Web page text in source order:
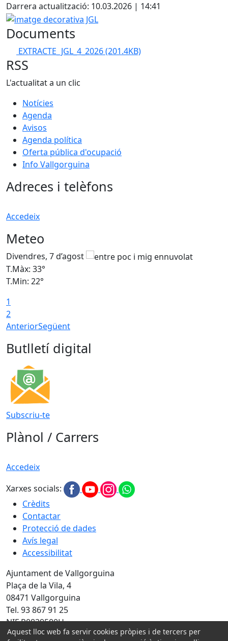
Darrera actualització: 10.03.2026 | 14:41
imatge decorativa JGL
Documents
EXTRACTE_JGL_4_2026(201.4KB)
RSS
L'actualitat a un clic
Notícies
Agenda
Avisos
Agenda política
Oferta pública d'ocupació
Info Vallgorguina
Adreces i telèfons
Accedeix
Meteo
Divendres, 7 d’agost
T.Màx: 33°
T.Min: 22°
1
2
AnteriorSegüent
Butlletí digital
Subscriu-te
Plànol / Carrers
Accedeix
Xarxes socials:
Crèdits
Contactar
Protecció de dades
Avís legal
Accessibilitat
Ajuntament de Vallgorguina
Plaça de la Vila, 4
08471 Vallgorguina
Tel. 93 867 91 25
NIF P0829500H
Aquest lloc web fa servir cookies pròpies i de tercers per